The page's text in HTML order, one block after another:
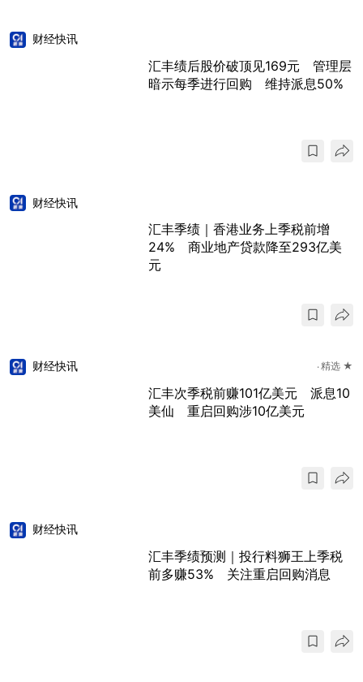
财经快讯
汇丰绩后股价破顶见169元 管理层
暗示每季进行回购 维持派息50%
财经快讯
汇丰季绩｜香港业务上季税前增
24% 商业地产贷款降至293亿美
元
财经快讯 精选 ★
汇丰次季税前赚101亿美元 派息10
美仙 重启回购涉10亿美元
财经快讯
汇丰季绩预测｜投行料狮王上季税
前多赚53% 关注重启回购消息